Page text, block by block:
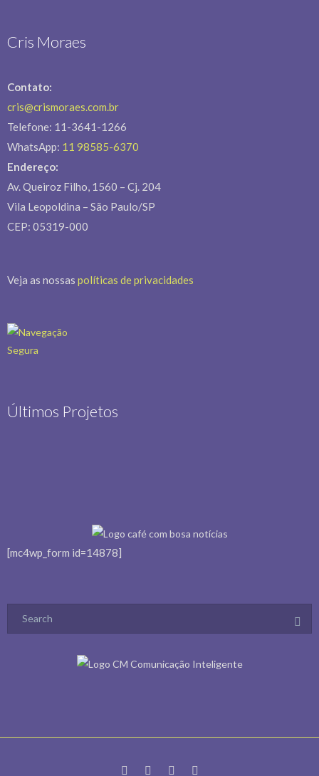
Cris Moraes
Contato:
cris@crismoraes.com.br
Telefone: 11-3641-1266
WhatsApp: 11 98585-6370
Endereço:
Av. Queiroz Filho, 1560 – Cj. 204
Vila Leopoldina – São Paulo/SP
CEP: 05319-000
Veja as nossas políticas de privacidades
Últimos Projetos
[mc4wp_form id=14878]